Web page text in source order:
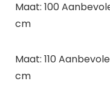
Maat: 100
cm
Maat: 110
cm